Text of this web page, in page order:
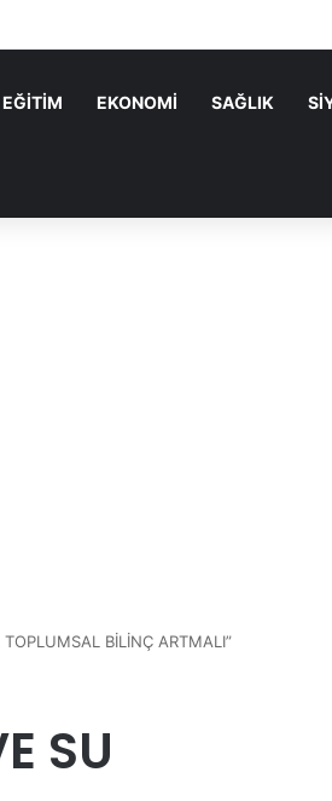
GELDİ!
EĞİTİM EKONOMİ SAĞLIK
BİLİNÇ ARTMALI”
SU